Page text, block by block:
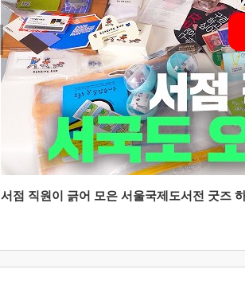
서점 직원이 긁어 모은 서울국제도서전 굿즈